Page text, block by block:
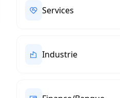
Services
Industrie